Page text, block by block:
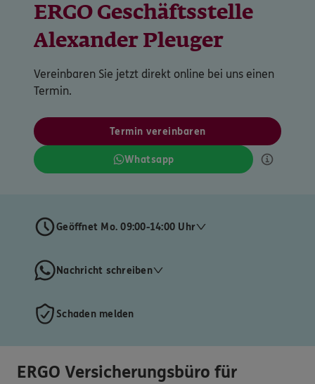
ERGO Geschäftsstelle
Alexander Pleuger
Vereinbaren Sie jetzt direkt online bei uns einen
Termin.
Termin vereinbaren
Whatsapp
Geöffnet Mo. 09:00-14:00 Uhr
Nachricht schreiben
Schaden melden
ERGO Versicherungsbüro für